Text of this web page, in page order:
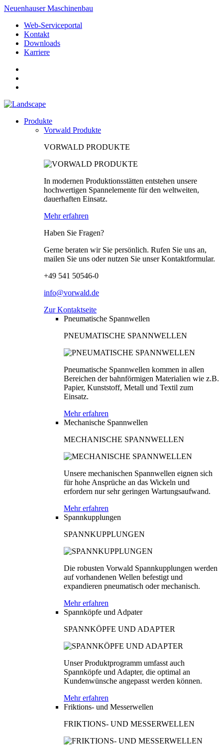
Neuenhauser Maschinenbau
Web-Serviceportal
Kontakt
Downloads
Karriere
Produkte
Vorwald Produkte
VORWALD PRODUKTE
In modernen Produktionsstätten entstehen unsere
hochwertigen Spannelemente für den weltweiten,
dauerhaften Einsatz.
Mehr erfahren
Haben Sie Fragen?
Gerne beraten wir Sie persönlich. Rufen Sie uns an,
mailen Sie uns oder nutzen Sie unser Kontaktformular.
+49 541 50546-0
info@vorwald.de
Zur Kontaktseite
Pneumatische Spannwellen
PNEUMATISCHE SPANNWELLEN
Pneumatische Spannwellen kommen in allen
Bereichen der bahnförmigen Materialien wie z.B.
Papier, Kunststoff, Metall und Textil zum
Einsatz.
Mehr erfahren
Mechanische Spannwellen
MECHANISCHE SPANNWELLEN
Unsere mechanischen Spannwellen eignen sich
für hohe Ansprüche an das Wickeln und
erfordern nur sehr geringen Wartungsaufwand.
Mehr erfahren
Spannkupplungen
SPANNKUPPLUNGEN
Die robusten Vorwald Spannkupplungen werden
auf vorhandenen Wellen befestigt und
expandieren pneumatisch oder mechanisch.
Mehr erfahren
Spannköpfe und Adpater
SPANNKÖPFE UND ADAPTER
Unser Produktprogramm umfasst auch
Spannköpfe und Adapter, die optimal an
Kundenwünsche angepasst werden können.
Mehr erfahren
Friktions- und Messerwellen
FRIKTIONS- UND MESSERWELLEN